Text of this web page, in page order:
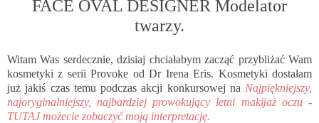
FACE OVAL DESIGNER Modelator
twarzy.
Witam Was serdecznie, dzisiaj chciałabym zacząć przybliżać Wam
kosmetyki z serii Provoke od Dr Irena Eris. Kosmetyki dostałam
już jakiś czas temu podczas akcji konkursowej na Najpiękniejszy,
najoryginalniejszy, najbardziej prowokujący letni makĳaż oczu -
TUTAJ możecie zobaczyć moją interpretację.